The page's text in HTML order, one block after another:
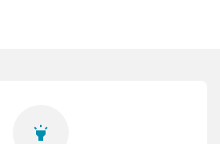
highlight